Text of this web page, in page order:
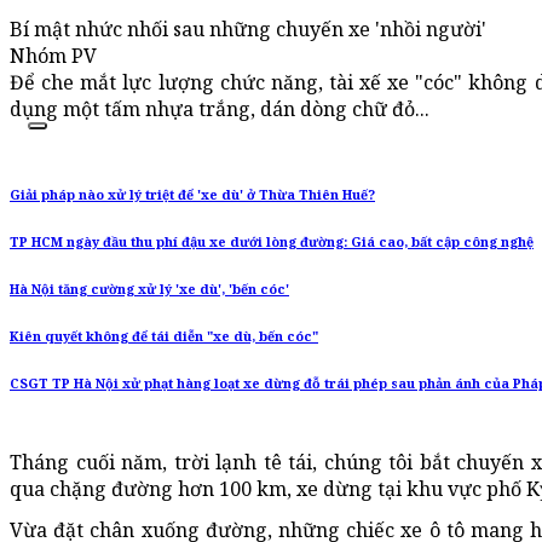
Bí mật nhức nhối sau những chuyến xe 'nhồi người'
Nhóm PV
Để che mắt lực lượng chức năng, tài xế xe "cóc"
dụng một tấm nhựa trắng, dán dòng chữ đỏ...
Giải pháp nào xử lý triệt để 'xe dù' ở Thừa Thiên Huế?
TP HCM ngày đầu thu phí đậu xe dưới lòng đường: Giá cao, bất cập công nghệ
Hà Nội tăng cường xử lý 'xe dù', 'bến cóc'
Kiên quyết không để tái diễn "xe dù, bến cóc"
CSGT TP Hà Nội xử phạt hàng loạt xe dừng đỗ trái phép sau phản ánh của
Tháng cuối năm, trời lạnh tê tái, chúng tôi bắt chuyến
qua chặng đường hơn 100 km, xe dừng tại khu vực phố
Vừa đặt chân xuống đường, những chiếc xe ô tô mang